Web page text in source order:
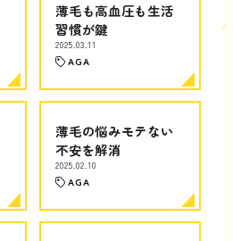
薄毛も高血圧も生活
習慣が鍵
2025.03.11
AGA
薄毛の悩みモテない
不安を解消
2025.02.10
AGA